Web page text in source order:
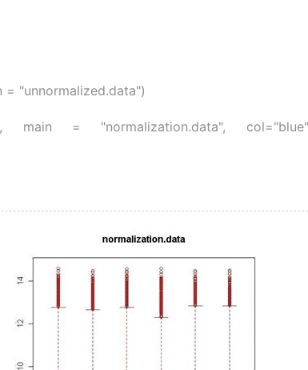
"unnormalized.data")
main = "normalization.data",